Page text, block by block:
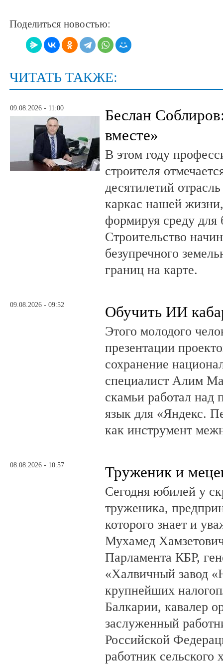
Поделиться новостью:
ЧИТАТЬ ТАКЖЕ:
09.08.2026 - 11:00
Беслан
вместе»
В этом году
строителя
десятилетий
каркас нашей
формируя среду
Строительство
безупречного
границ на карте.
09.08.2026 - 09:52 Обучить ИИ
Этого молодого
презентации
сохранение
специалист Алим
скамьи работал над
язык для «Яндекс.
как инструмент
08.08.2026 - 10:57 Труженик и
Сегодня юбилей у
труженика,
которого знает и
Мухамед
Парламента КБР,
«Халвичный завод
крупнейших
Балкарии, кавалер
заслуженный
Российской
работник сельского